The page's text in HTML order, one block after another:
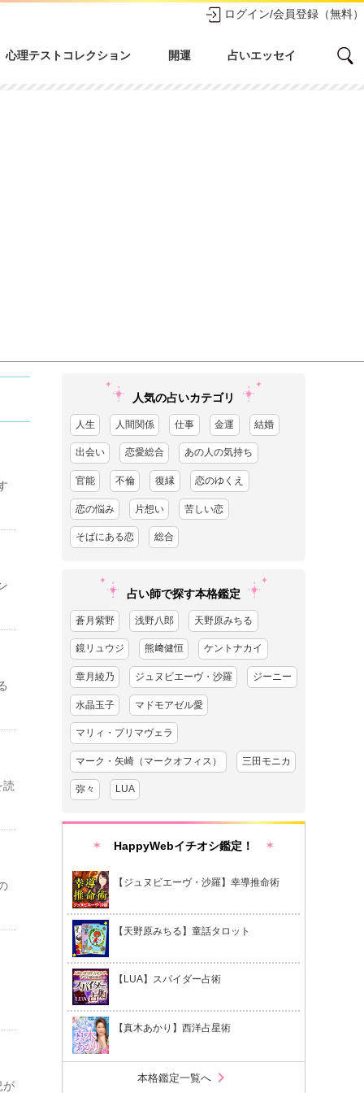
ログイン/会員登録（無料）
心理テストコレクション 開運 占いエッセイ
読
が
人気の占いカテゴリ
人生 人間関係 仕事 金運 結婚
出会い 恋愛総合 あの人の気持ち
官能 不倫 復縁 恋のゆくえ
恋の悩み 片想い 苦しい恋
そばにある恋 総合
占い師で探す本格鑑定
蒼月紫野 浅野八郎 天野原みちる
鏡リュウジ 熊﨑健恒 ケントナカイ
章月綾乃 ジュヌビエーヴ・沙羅 ジーニー
水晶玉子 マドモアゼル愛
マリィ・プリマヴェラ
マーク・矢崎（マークオフィス） 三田モニカ
弥々 LUA
HappyWebイチオシ鑑定！
【ジュヌビエーヴ・沙羅】幸導推命術
【天野原みちる】童話タロット
【LUA】スパイダー占術
【真木あかり】西洋占星術
本格鑑定一覧へchevron_right